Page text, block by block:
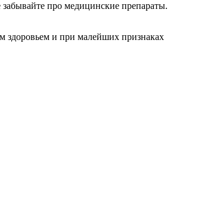
про медицинские препараты.
здоровьем и при малейших признаках